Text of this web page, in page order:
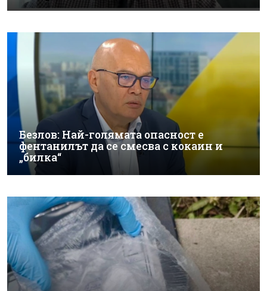
Безлов: Най-голямата опасност е
фентанилът да се смесва с кокаин и
„билка“